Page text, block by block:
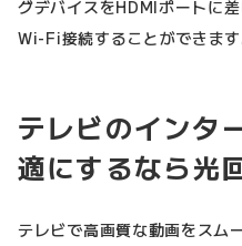
グデバイスをHDMIポートに
Wi-Fi接続することができます
テレビのインタ
適にするなら光
テレビで高画質な動画をスム